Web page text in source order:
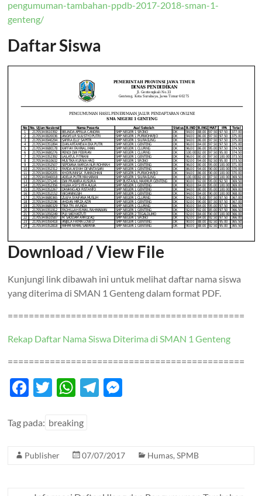
pengumuman-tambahan-ppdb-2017-2018-sman-1-
genteng/
Daftar Siswa
Download / View File
Kunjungi link dibawah ini untuk melihat daftar nama siswa
yang diterima di SMAN 1 Genteng dalam format PDF.
=============================================
Rekap Daftar Nama Siswa Diterima di SMAN 1 Genteng
=============================================
F
e
o
T
itt
W
at
A
T
a
g
Tag pada: breaking
Publisher 07/07/2017 Humas,SPMB